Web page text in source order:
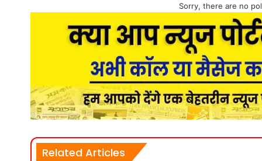
Sorry, there are no
Related Articles